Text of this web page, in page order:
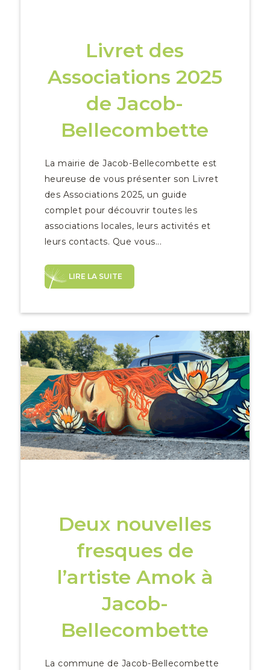
Livret des
Associations 2025
de Jacob-
Bellecombette
La mairie de Jacob-Bellecombette est
heureuse de vous présenter son Livret
des Associations 2025, un guide
complet pour découvrir toutes les
associations locales, leurs activités et
leurs contacts. Que vous...
LIRE LA SUITE
Deux nouvelles
fresques de
l’artiste Amok à
Jacob-
Bellecombette
La commune de Jacob-Bellecombette